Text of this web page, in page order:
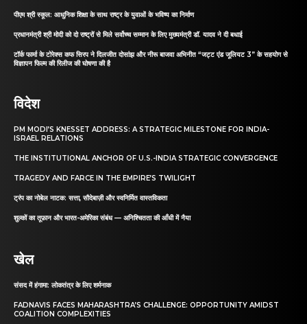
पीएम श्री स्कूल: आधुनिक शिक्षा के साथ राष्ट्र के युवाओं के भविष्य का निर्माण
प्रधानमंत्री श्री मोदी को दो राष्ट्रों से मिले सर्वोच्च सम्मान के लिए मुख्यमंत्री डॉ. यादव ने दी बधाई
टॉर्क फार्मा के टोरेक्स कफ सिरप ने दिलजीत दोसांझ और नीरू बाजवा अभिनीत “जट्ट एंड जूलियट 3” के सहयोग से
विज्ञापन फिल्म की रिलीज की घोषणा की है
विदेश
PM MODI’S KNESSET ADDRESS: A STRATEGIC MILESTONE FOR INDIA-
ISRAEL RELATIONS
THE INSTITUTIONAL ANCHOR OF U.S.-INDIA STRATEGIC CONVERGENCE
TRAGEDY AND FARCE IN THE EMPIRE’S TWILIGHT
ट्रंप का नोबेल नाटक: सत्ता, सौदेबाज़ी और स्वनिर्मित वास्तविकता
शुल्कों का तूफ़ान और भारत-अमेरिका संबंध — अनिश्चितता की आँधी में नैया
खेल
संसद में हंगामा: लोकतंत्र के लिए शर्मनाक
FADNAVIS FACES MAHARASHTRA’S CHALLENGE: OPPORTUNITY AMIDST
COALITION COMPLEXITIES